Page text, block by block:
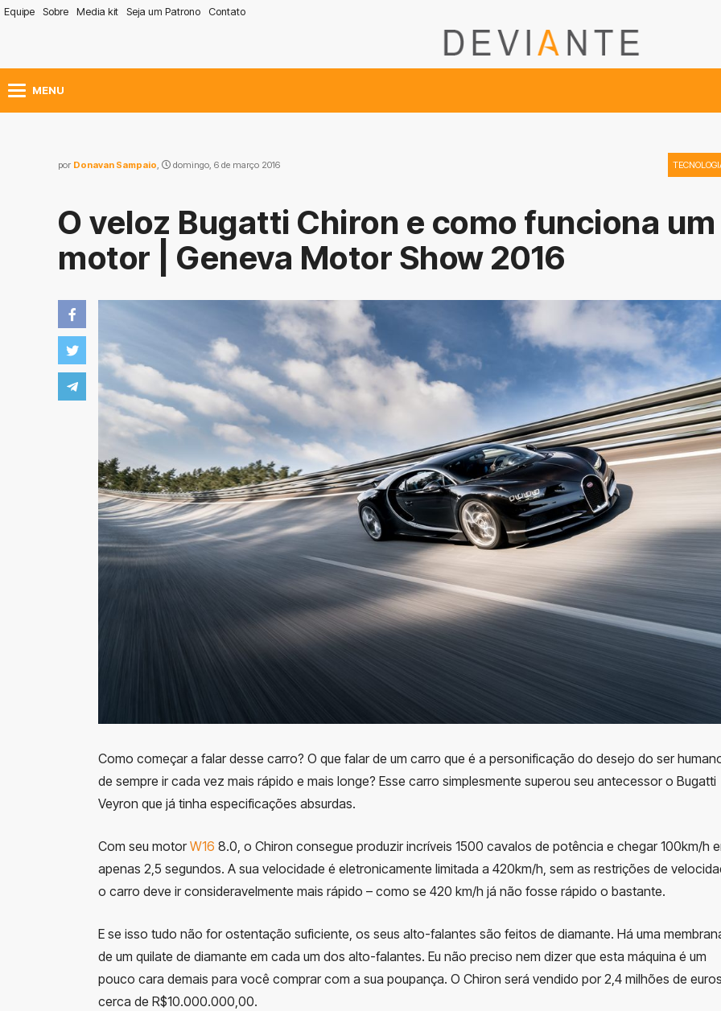
Equipe Sobre Media kit Seja um Patrono Contato
MENU
por Donavan Sampaio, domingo, 6 de março 2016
O veloz Bugatti Chiron e como funciona um
motor | Geneva Motor Show 2016
Como começar a falar desse carro? O que falar de um carro que é a personificação do desejo do ser
de sempre ir cada vez mais rápido e mais longe? Esse carro simplesmente superou seu antecessor o Bugatti
Veyron que já tinha especificações absurdas.
Com seu motorW16 8.0, o Chiron consegue produzir incríveis 1500 cavalos de potência e chegar 100km/h
apenas 2,5 segundos. A sua velocidade é eletronicamente limitada a 420km/h, sem as restrições de
o carro deve ir consideravelmente mais rápido – como se 420 km/h já não fosse rápido o bastante.
E se isso tudo não for ostentação suficiente, os seus alto-falantes são feitos de diamante. Há uma
de um quilate de diamante em cada um dos alto-falantes. Eu não preciso nem dizer que esta máquina é um
pouco cara demais para você comprar com a sua poupança. O Chiron será vendido por 2,4 milhões de
cerca de R$10.000.000,00.